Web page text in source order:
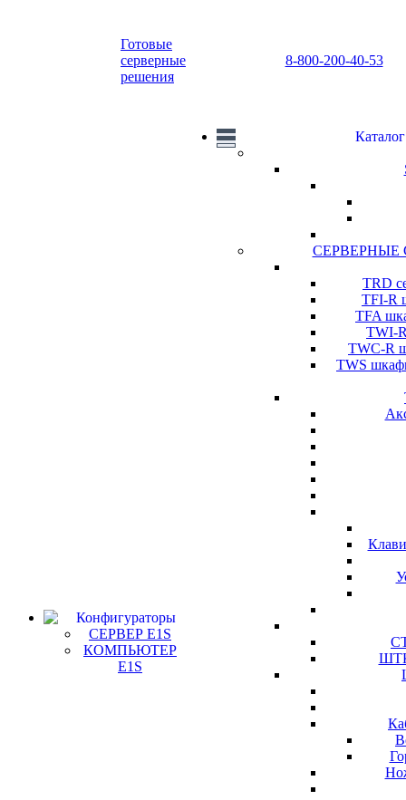
Готовые
серверные
решения
8-800-200-40-53
Конфигураторы
СЕРВЕР E1S
КОМПЬЮТЕР
E1S
TRD
TFI-R
TFA
TWI-
TWC-R
TWS